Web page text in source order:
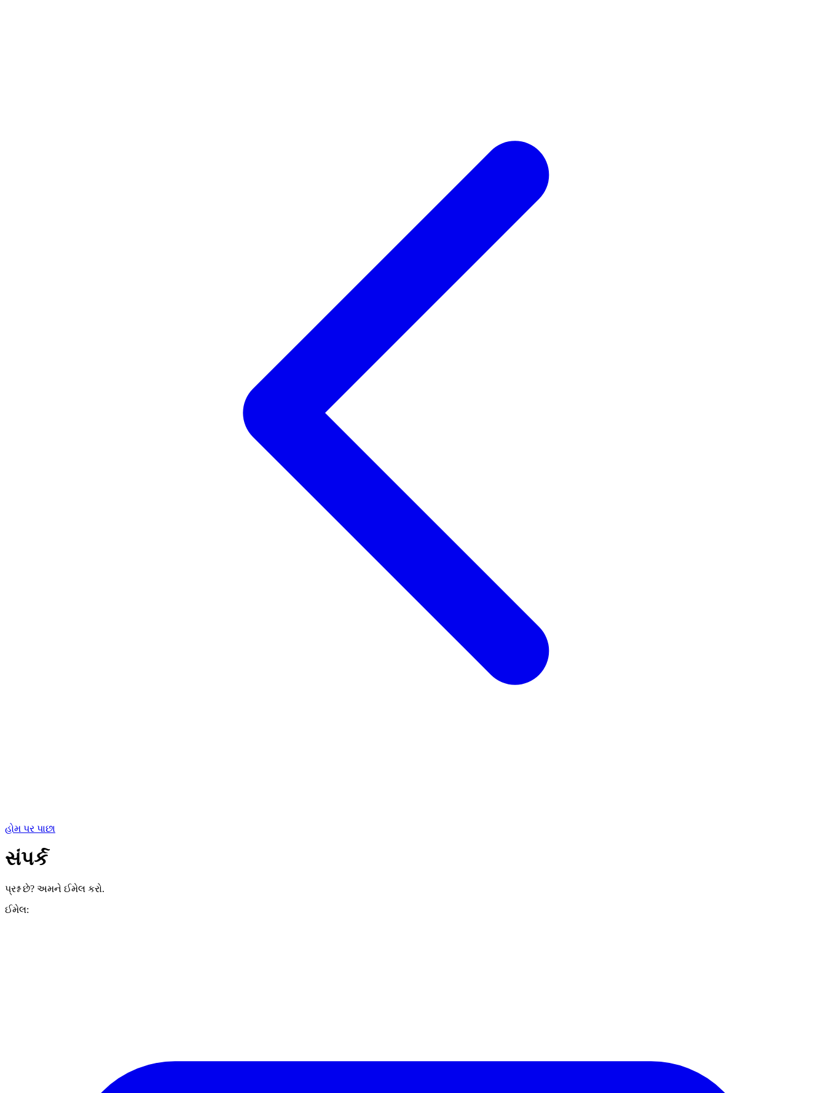
હોમ પર પાછા
સંપર્ક
પ્રશ્ન છે? અમને ઈમેલ કરો.
ઈમેલ: